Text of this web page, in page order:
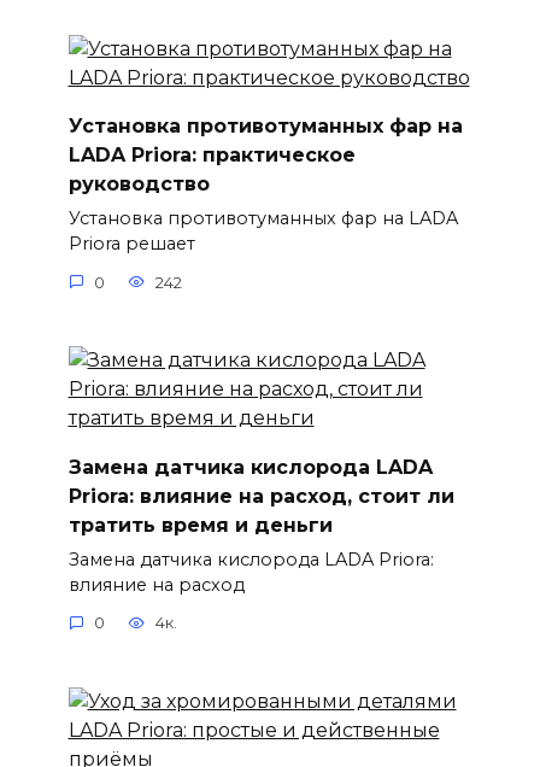
Установка противотуманных фар на
LADA Priora: практическое
руководство
Установка противотуманных фар на LADA
Priora решает
0 242
Замена датчика кислорода LADA
Priora: влияние на расход, стоит ли
тратить время и деньги
Замена датчика кислорода LADA Priora:
влияние на расход
0 4к.